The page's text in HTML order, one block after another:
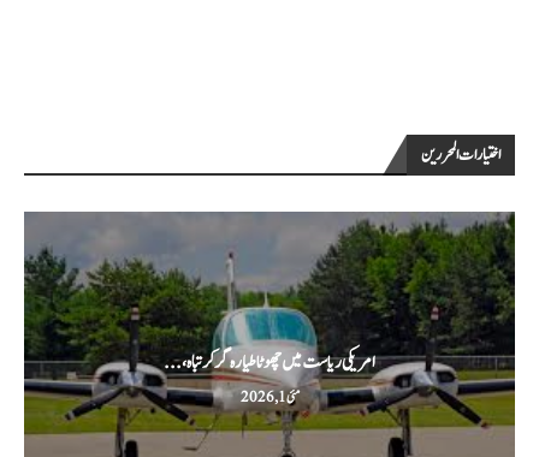
اختيارات المحررين
امریکی ریاست میں چھوٹا طیارہ گر کر تباہ،...
مئی 1, 2026